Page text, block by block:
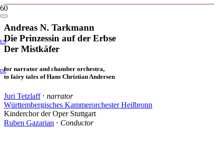
EN
DE
Andreas N. Tarkmann
Die Prinzessin auf der Erbse
Der Mistkäfer
for narrator and chamber orchestra,
to fairy tales of Hans Christian Andersen
Juri Tetzlaff⋅ narrator
Württembergisches Kammerorchester Heilbronn
Kinderchor der Oper Stuttgart
Ruben Gazarian ⋅ Conductor